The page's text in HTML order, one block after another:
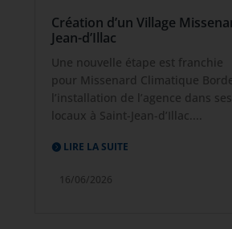
Création d’un Village
Jean-d’Illac
Une nouvelle étape est franchie
pour Missenard Climatique
l’installation de l’agence dans
locaux à Saint-Jean-d’Illac....
LIRE LA SUITE
16/06/2026